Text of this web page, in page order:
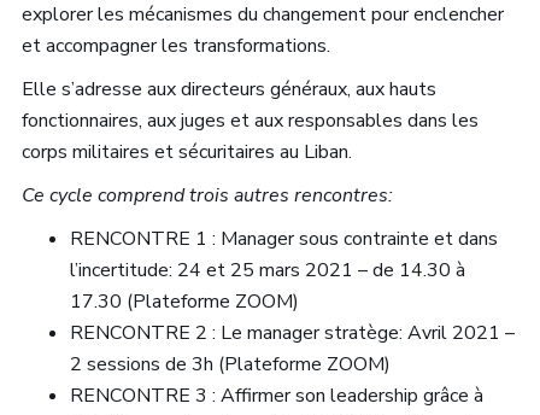
explorer les mécanismes du changement pour enclencher
et accompagner les transformations.
Elle s’adresse aux directeurs généraux, aux hauts
fonctionnaires, aux juges et aux responsables dans les
corps militaires et sécuritaires au Liban.
Ce cycle comprend trois autres rencontres:
RENCONTRE 1 : Manager sous contrainte et dans
l’incertitude: 24 et 25 mars 2021 – de 14.30 à
17.30 (Plateforme ZOOM)
RENCONTRE 2 : Le manager stratège: Avril 2021 –
2 sessions de 3h (Plateforme ZOOM)
RENCONTRE 3 : Affirmer son leadership grâce à